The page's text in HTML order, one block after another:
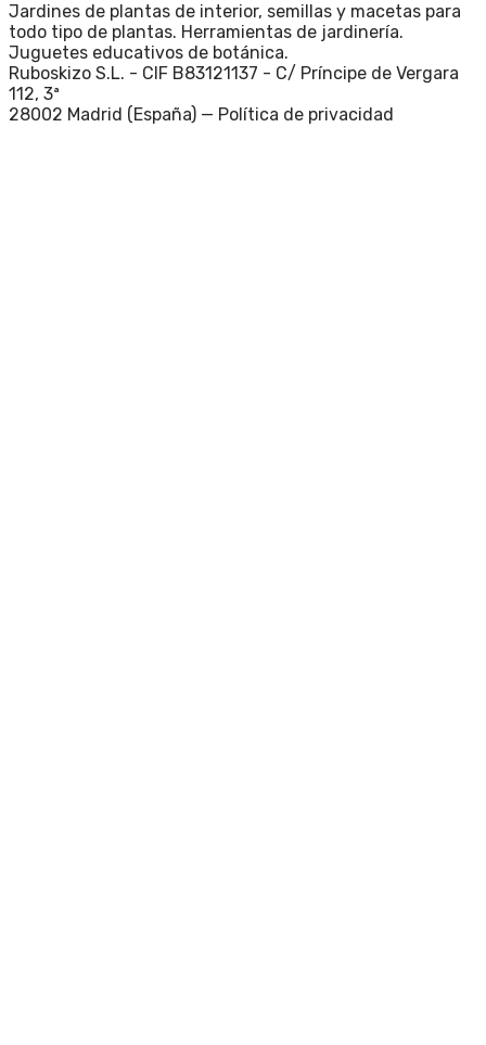
Jardines de plantas de interior, semillas y macetas para
todo tipo de plantas. Herramientas de jardinería.
Juguetes educativos de botánica.
Ruboskizo S.L. - CIF B83121137 - C/ Príncipe de Vergara
112, 3ª
28002 Madrid (España) — Política de privacidad